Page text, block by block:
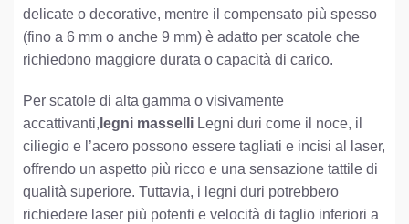
delicate o decorative, mentre il compensato più spesso
(fino a 6 mm o anche 9 mm) è adatto per scatole che
richiedono maggiore durata o capacità di carico.
Per scatole di alta gamma o visivamente
accattivanti, legni masselli Legni duri come il noce, il
ciliegio e l’acero possono essere tagliati e incisi al laser,
offrendo un aspetto più ricco e una sensazione tattile di
qualità superiore. Tuttavia, i legni duri potrebbero
richiedere laser più potenti e velocità di taglio inferiori a